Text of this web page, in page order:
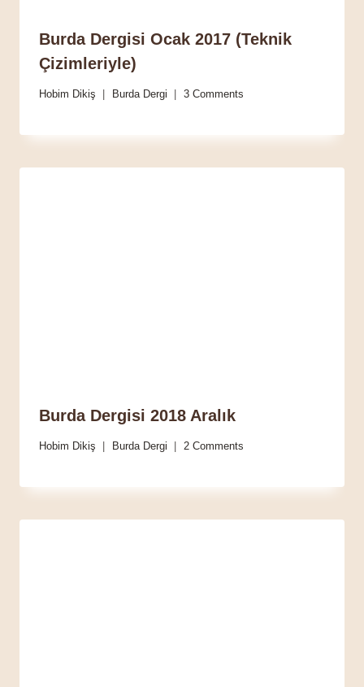
Burda Dergisi Ocak 2017 (Teknik
Çizimleriyle)
Hobim Dikiş Burda Dergi 3 Comments
Burda Dergisi 2018 Aralık
Hobim Dikiş Burda Dergi 2 Comments